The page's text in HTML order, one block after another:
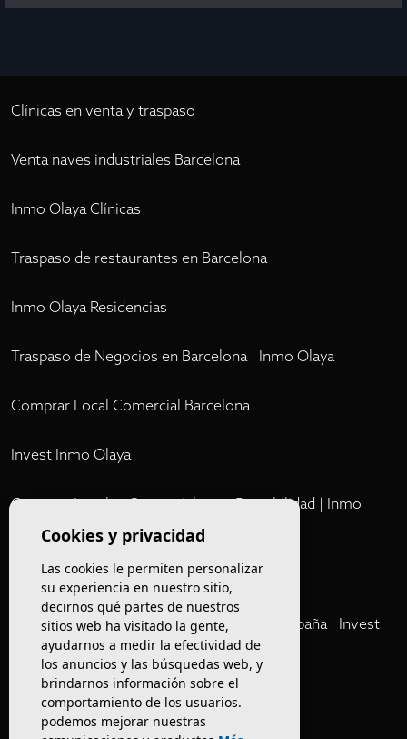
Clínicas en venta y traspaso
Venta naves industriales Barcelona
Inmo Olaya Clínicas
Traspaso de restaurantes en Barcelona
Inmo Olaya Residencias
Traspaso de Negocios en Barcelona | Inmo Olaya
Comprar Local Comercial Barcelona
Invest Inmo Olaya
Comprar Locales Comerciales en Rentabilidad | Inmo
Olaya
Cartera Privada de Activos Hoteleros en España | Invest
Inmo Olaya
Venta de edificios
Cookies y privacidad
Las cookies le permiten personalizar
su experiencia en nuestro sitio,
decirnos qué partes de nuestros
sitios web ha visitado la gente,
ayudarnos a medir la efectividad de
los anuncios y las búsquedas web, y
brindarnos información sobre el
comportamiento de los usuarios.
podemos mejorar nuestras